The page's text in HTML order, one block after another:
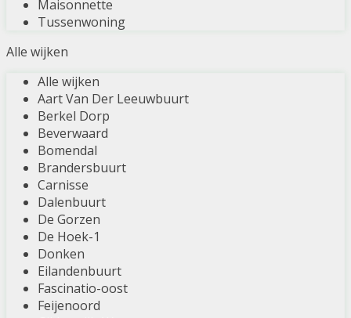
Maisonnette
Tussenwoning
Alle wijken
Alle wijken
Aart Van Der Leeuwbuurt
Berkel Dorp
Beverwaard
Bomendal
Brandersbuurt
Carnisse
Dalenbuurt
De Gorzen
De Hoek-1
Donken
Eilandenbuurt
Fascinatio-oost
Feijenoord